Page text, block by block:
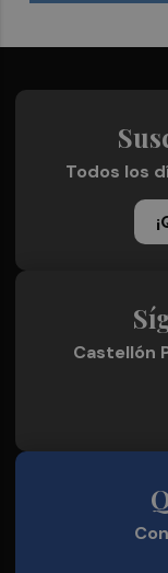
Todos los
Castellón